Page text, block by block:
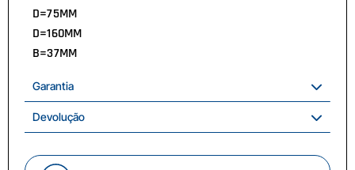
D=75MM
D=160MM
B=37MM
Garantia
Devolução